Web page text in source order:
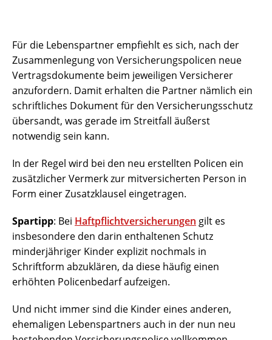
Für die Lebenspartner empfiehlt es sich, nach der
Zusammenlegung von Versicherungspolicen neue
Vertragsdokumente beim jeweiligen Versicherer
anzufordern. Damit erhalten die Partner nämlich ein
schriftliches Dokument für den Versicherungsschutz
übersandt, was gerade im Streitfall äußerst
notwendig sein kann.
In der Regel wird bei den neu erstellten Policen ein
zusätzlicher Vermerk zur mitversicherten Person in
Form einer Zusatzklausel eingetragen.
Spartipp: Bei Haftpflichtversicherungen gilt es
insbesondere den darin enthaltenen Schutz
minderjähriger Kinder explizit nochmals in
Schriftform abzuklären, da diese häufig einen
erhöhten Policenbedarf aufzeigen.
Und nicht immer sind die Kinder eines anderen,
ehemaligen Lebenspartners auch in der nun neu